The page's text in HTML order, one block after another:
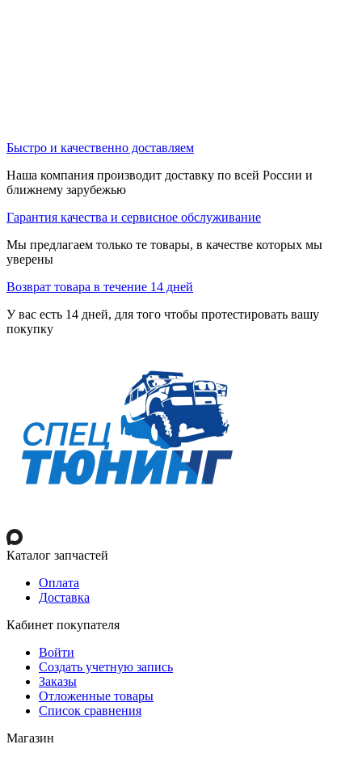
Быстро и качественно доставляем
Наша компания производит доставку по всей России и
ближнему зарубежью
Гарантия качества и сервисное обслуживание
Мы предлагаем только те товары, в качестве которых мы
уверены
Возврат товара в течение 14 дней
У вас есть 14 дней, для того чтобы протестировать вашу
покупку
Каталог запчастей
Оплата
Доставка
Кабинет покупателя
Войти
Создать учетную запись
Заказы
Отложенные товары
Список сравнения
Магазин